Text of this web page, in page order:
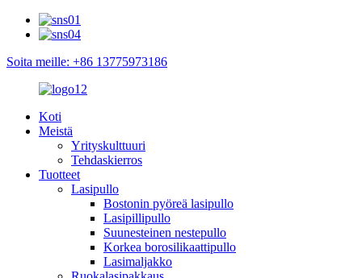
Soita meille: +86 13775973186
Koti
Meistä
Yrityskulttuuri
Tehdaskierros
Tuotteet
Lasipullo
Bostonin pyöreä lasipullo
Lasipillipullo
Suunesteinen nestepullo
Korkea borosilikaattipullo
Lasimaljakko